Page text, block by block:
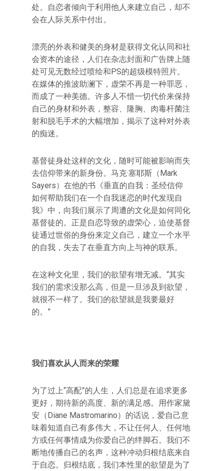
处。自恋者倾向于利用他人来建立自己，却不
会在人际关系中付出。
漂亮的外表和健美的身材是获得文化认同和社
会资本的途径，人们在杂志封面和广告牌上随
处可见无数经过喷绘和PS的超级模特照片。
在媒体的推波助澜下，虚荣不再是一种罪恶，
而成了一种美德。许多人不惜一切代价来保持
自己的身材和外表，整容、隆胸、肉毒杆菌注
射和脱毛手术的大幅增加，揭示了这种对外表
的痴迷。
基督徒身处这样的文化，随时可能被影响而失
去信仰带来的新身份。马克·塞耶斯（Mark
Sayers）在他的书《垂直的自我：圣经信仰
如何帮助我们在一个自我迷恋的时代发现自
我》中，向我们展示了周遭的文化是如何同化
基督徒的。正是自恋导致的虚荣心，迫使基督
徒通过世俗的身份来定义自己，建立一个水平
的自我，失去了在垂直方向上与神的联系。
在这种文化里，我们的欲望有增无减。“其实
我们的需求没那么高，但是一旦涉及到欲望，
就很不一样了。我们的欲望就是我要最好
的。”
我们喜欢从人而来的荣耀
为了过上“高配”的人生，人们总是在追求更多
更好，期待新的高度、新的满足感。用作家黛
安（Diane Mastromarino）的话说，爱自己意
味着知道自己有多伟大，不让任何人、任何地
方或任何事情成为你爱自己的绊脚石。我们不
断地传播自己的名声，这种冲动归根结底来自
于自恋。归根结底，我们本性里的欲望是为了